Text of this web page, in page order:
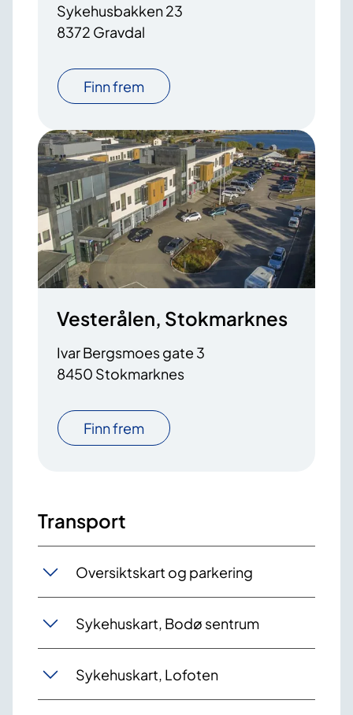
Sykehusbakken 23
8372 Gravdal
Finn frem
Vesterålen, Stokmarknes
Ivar Bergsmoes gate 3
8450 Stokmarknes
Finn frem
Transport
Oversiktskart og parkering
Sykehuskart, Bodø sentrum
Sykehuskart, Lofoten